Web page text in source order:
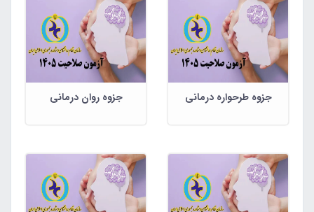
جزوه طرحواره درمانی جزوه روان درمانی